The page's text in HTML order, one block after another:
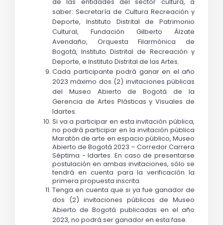
saber: Secretaría de Cultura Recreación y
Deporte, Instituto Distrital de Patrimonio
Cultural, Fundación Gilberto Álzate
Avendaño, Orquesta Filarmónica de
Bogotá, Instituto Distrital de Recreación y
Deporte, e Instituto Distrital de las Artes.
Cada participante podrá ganar en el año
2023 máximo dos (2) invitaciones públicas
del Museo Abierto de Bogotá de la
Gerencia de Artes Plásticas y Visuales de
Idartes.
Si va a participar en esta invitación pública,
no podrá participar en la invitación pública
Maratón de arte en espacio público, Museo
Abierto de Bogotá 2023 – Corredor Carrera
Séptima - Idartes. En caso de presentarse
postulación en ambas invitaciones, sólo se
tendrá en cuenta para la verificación la
primera propuesta inscrita.
Tenga en cuenta que si ya fue ganador de
dos (2) invitaciones públicas de Museo
Abierto de Bogotá publicadas en el año
2023, no podrá ser ganador en esta fase.